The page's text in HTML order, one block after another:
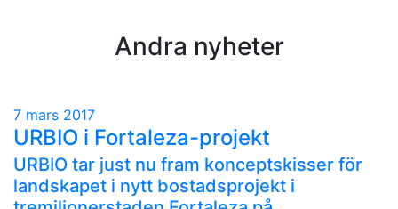
Andra nyheter
7 mars 2017
URBIO i Fortaleza-projekt
URBIO tar just nu fram konceptskisser för
landskapet i nytt bostadsprojekt i